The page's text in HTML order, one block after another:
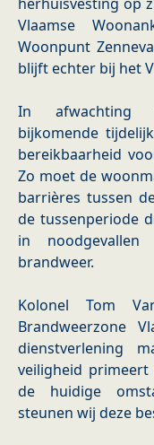
herhuisvesting op
Vlaamse
Woonpunt
blijft echter bij het
In afwachting
bijkomende
bereikbaarheid
Zo moet de
barrières tussen
de tussenperiode
in
brandweer.
Kolonel Tom
Brandweerzone
dienstverlening
veiligheid
de huidige
steunen wij deze